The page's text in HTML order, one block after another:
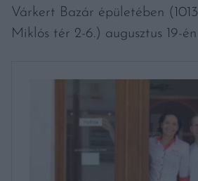
Várkert Bazár épületében
Miklós tér 2-6.) augusztus 19-